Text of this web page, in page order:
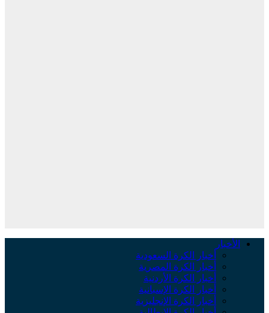
الأخبار
أخبار الكرة السعودية
أخبار الكرة المصرية
أخبار الكرة الأردنية
أخبار الكرة الإسبانية
أخبار الكرة الإنجليزية